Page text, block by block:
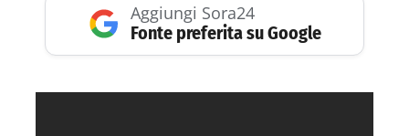
Aggiungi Sora24
Fonte preferita su Google